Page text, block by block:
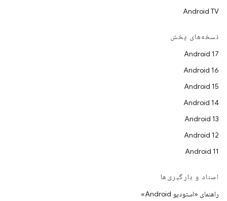
Android TV
نسخه‌های پخش
Android 17
Android 16
Android 15
Android 14
Android 13
Android 12
Android 11
اسناد و بارگیری‌ها
راهنمای «استودیو Android»